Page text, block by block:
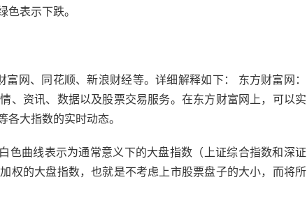
色表示下跌。
网、同花顺、新浪财经等。详细解释如下： 东方财富网：
、资讯、数据以及股票交易服务。在东方财富网上，可以实
各大指数的实时动态。
色曲线表示为通常意义下的大盘指数（上证综合指数和深证
权的大盘指数，也就是不考虑上市股票盘子的大小，而将所